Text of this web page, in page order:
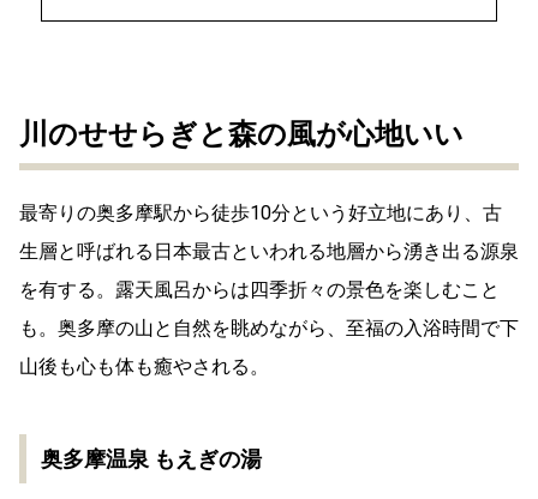
川のせせらぎと森の風が心地いい
最寄りの奥多摩駅から徒歩10分という好立地にあり、古
生層と呼ばれる日本最古といわれる地層から湧き出る源泉
を有する。露天風呂からは四季折々の景色を楽しむこと
も。奥多摩の山と自然を眺めながら、至福の入浴時間で下
山後も心も体も癒やされる。
奥多摩温泉 もえぎの湯